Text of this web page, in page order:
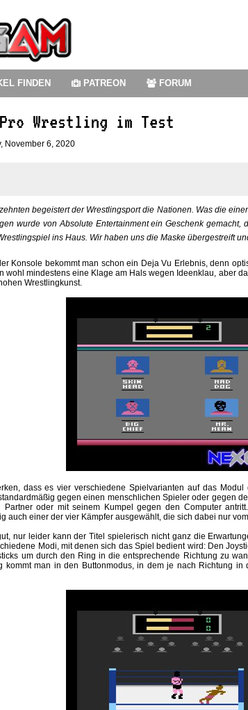
FINDEN PATREON FORUM
Wrestling im Test
November 6, 2020
begeistert der Wrestlingsport die Nationen. Was die
wurde von Absolute Entertainment ein Geschenk gemacht,
ins Haus. Wir haben uns die Maske übergestreift
Konsole bekommt man schon ein Deja Vu Erlebnis, denn
wohl mindestens eine Klage am Hals wegen Ideenklau, aber
Wrestlingkunst.
dass es vier verschiedene Spielvarianten auf das
gegen einen menschlichen Spieler oder gegen
oder mit seinem Kumpel gegen den Computer
auch einer der vier Kämpfer ausgewählt, die sich dabei nur
nur leider kann der Titel spielerisch nicht ganz die
Modi, mit denen sich das Spiel bedient wird: Den
um durch den Ring in die entsprechende Richtung zu
kommt man in den Buttonmodus, in dem je nach Richtung